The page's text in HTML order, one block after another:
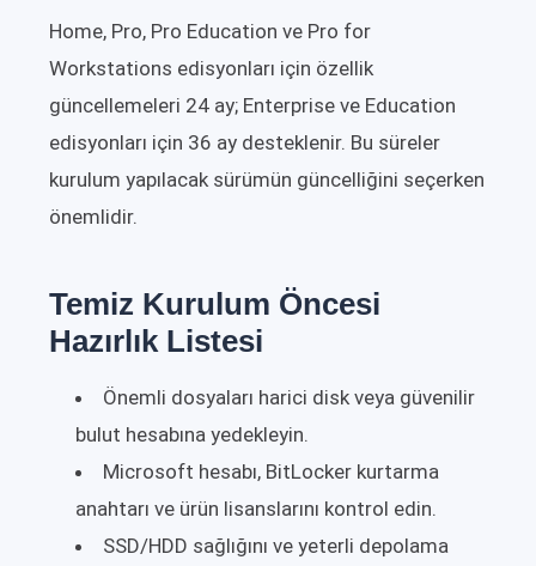
Home, Pro, Pro Education ve Pro for
Workstations edisyonları için özellik
güncellemeleri 24 ay; Enterprise ve Education
edisyonları için 36 ay desteklenir. Bu süreler
kurulum yapılacak sürümün güncelliğini seçerken
önemlidir.
Temiz Kurulum Öncesi
Hazırlık Listesi
Önemli dosyaları harici disk veya güvenilir
bulut hesabına yedekleyin.
Microsoft hesabı, BitLocker kurtarma
anahtarı ve ürün lisanslarını kontrol edin.
SSD/HDD sağlığını ve yeterli depolama